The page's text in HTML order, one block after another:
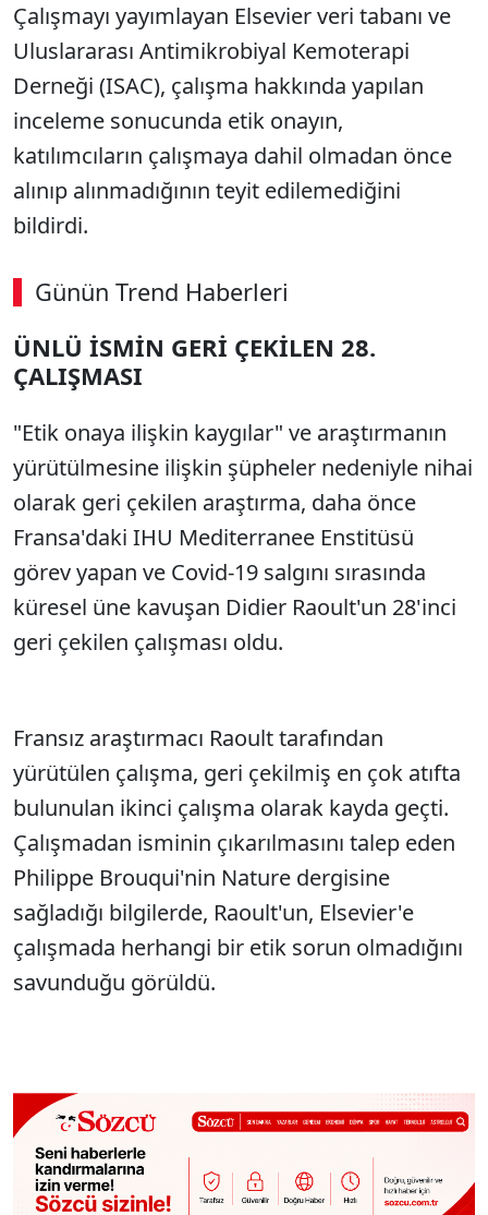
Çalışmayı yayımlayan Elsevier veri tabanı ve
Uluslararası Antimikrobiyal Kemoterapi
Derneği (ISAC), çalışma hakkında yapılan
inceleme sonucunda etik onayın,
katılımcıların çalışmaya dahil olmadan önce
alınıp alınmadığının teyit edilemediğini
bildirdi.
Günün Trend Haberleri
ÜNLÜ İSMİN GERİ ÇEKİLEN 28.
ÇALIŞMASI
"Etik onaya ilişkin kaygılar" ve araştırmanın
yürütülmesine ilişkin şüpheler nedeniyle nihai
olarak geri çekilen araştırma, daha önce
Fransa'daki IHU Mediterranee Enstitüsü
görev yapan ve Covid-19 salgını sırasında
küresel üne kavuşan Didier Raoult'un 28'inci
geri çekilen çalışması oldu.
Fransız araştırmacı Raoult tarafından
yürütülen çalışma, geri çekilmiş en çok atıfta
bulunulan ikinci çalışma olarak kayda geçti.
Çalışmadan isminin çıkarılmasını talep eden
Philippe Brouqui'nin Nature dergisine
sağladığı bilgilerde, Raoult'un, Elsevier'e
çalışmada herhangi bir etik sorun olmadığını
savunduğu görüldü.